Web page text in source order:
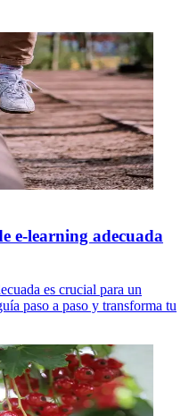
e-learning adecuada
es crucial para un
paso a paso y transforma tu